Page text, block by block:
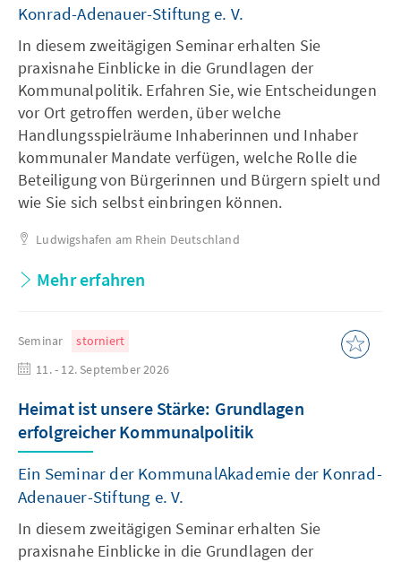
Konrad-Adenauer-Stiftung e. V.
In diesem zweitägigen Seminar erhalten Sie
praxisnahe Einblicke in die Grundlagen der
Kommunalpolitik. Erfahren Sie, wie Entscheidungen
vor Ort getroffen werden, über welche
Handlungsspielräume Inhaberinnen und Inhaber
kommunaler Mandate verfügen, welche Rolle die
Beteiligung von Bürgerinnen und Bürgern spielt und
wie Sie sich selbst einbringen können.
Ludwigshafen am Rhein Deutschland
Mehr erfahren
Seminar
storniert
11. - 12. September 2026
Heimat ist unsere Stärke: Grundlagen
erfolgreicher Kommunalpolitik
Ein Seminar der KommunalAkademie der Konrad-
Adenauer-Stiftung e. V.
In diesem zweitägigen Seminar erhalten Sie
praxisnahe Einblicke in die Grundlagen der